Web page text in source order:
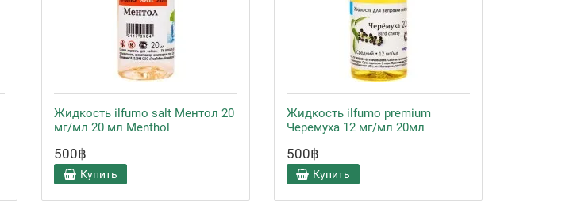
Жидкость ilfumo salt Ментол 20
мг/мл 20 мл Menthol
500฿
Купить
Жидкость ilfumo premium
Черемуха 12 мг/мл 20мл
500฿
Купить